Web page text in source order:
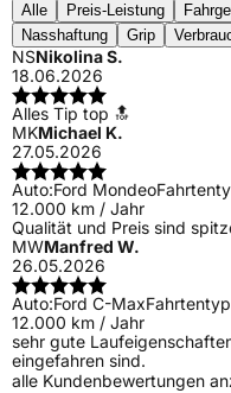
Alle Preis-Leistung
Nasshaftung
Grip
NSNikolina S.
18.06.2026
Alles Tip top 🔝
MKMichael K.
27.05.2026
Auto:Ford Mondeo
12.000 km / Jahr
Qualität und Preis sind
MWManfred W.
26.05.2026
Auto:Ford C-Max
12.000 km / Jahr
sehr gute
eingefahren sind.
alle Kundenbewertungen